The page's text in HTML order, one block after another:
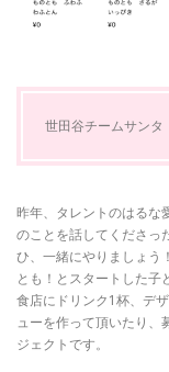
世田谷チームサンタ
昨年、タレントのはるな
のことを話してくださっ
ひ、一緒にやりましょう
とも！とスタートした子
食店にドリンク1杯、デ
ューを作って頂いたり、
ジェクトです。